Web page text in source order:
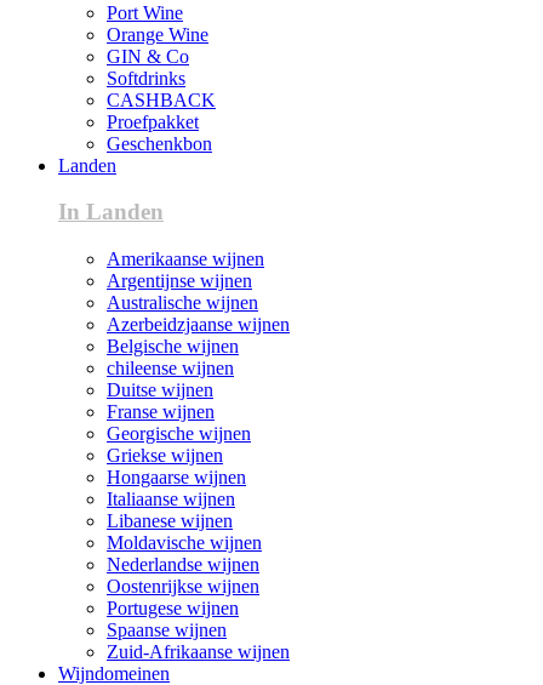
Port Wine
Orange Wine
GIN & Co
Softdrinks
CASHBACK
Proefpakket
Geschenkbon
Landen
In Landen
Amerikaanse wijnen
Argentijnse wijnen
Australische wijnen
Azerbeidzjaanse wijnen
Belgische wijnen
chileense wijnen
Duitse wijnen
Franse wijnen
Georgische wijnen
Griekse wijnen
Hongaarse wijnen
Italiaanse wijnen
Libanese wijnen
Moldavische wijnen
Nederlandse wijnen
Oostenrijkse wijnen
Portugese wijnen
Spaanse wijnen
Zuid-Afrikaanse wijnen
Wijndomeinen